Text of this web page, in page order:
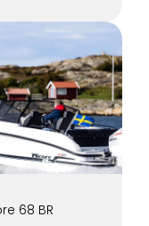
68 BR